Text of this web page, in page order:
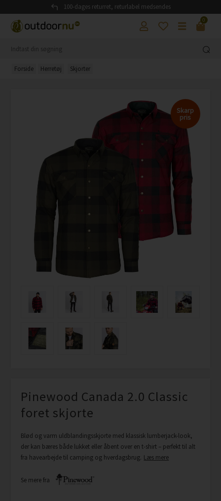
100-dages returret, returlabel medsendes
0
Forside Herretøj Skjorter
Skarp
pris
Pinewood Canada 2.0 Classic
foret skjorte
Blød og varm uldblandingsskjorte med klassisk lumberjack-look,
der kan bæres både lukket eller åbent over en t-shirt – perfekt til alt
fra havearbejde til camping og hverdagsbrug. Læs mere
Se mere fra